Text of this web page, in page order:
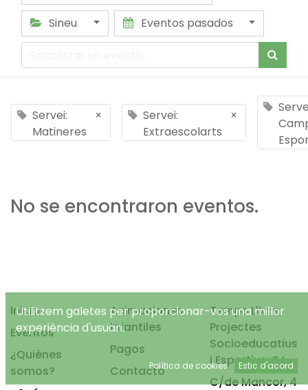
Sineu
Eventos pasados
Servei:
Matineres
×
Servei:
Extraescolarts
×
No se encontraron eventos.
Inicio
Eventos
¿Quiénes
somos?
Animaciones
infantiles
Pagos
Contacto
Temps Lliure
Projectes
Socioeducatius
i Esportius, S.L.
C/de Mancor, 4
Utilitzem galetes per proporcionar-vos una millor
experiència d'usuari.
Política de cookies Estic d'acord